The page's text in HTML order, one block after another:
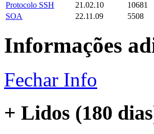
Protocolo SSH
21.02.10
10681
SOA
22.11.09 5508
Informações
Fechar Info
+ Lidos (180